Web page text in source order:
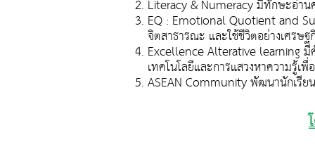
Literacy & Numeracy มีทักษะอ่าน
EQ : Emotional Quotient and
จิตสาธารณะ และใช้ชีวิตอย่างเศรษ
Excellence Alterative learning
เทคโนโลยีและการแสวงหาความรู้เ
ASEAN Community พัฒนานักเรีย